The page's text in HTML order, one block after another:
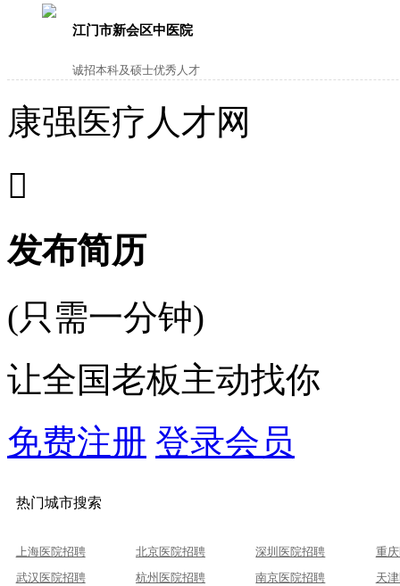
江门市新会区中医院
诚招本科及硕士优秀人才
康强医疗人才网

发布简历
(只需一分钟)
让全国老板主动找你
免费注册 登录会员
热门城市搜索
上海医院招聘 北京医院招聘 深圳医院招聘
重
武汉医院招聘
杭州医院招聘 南京医院招聘
天